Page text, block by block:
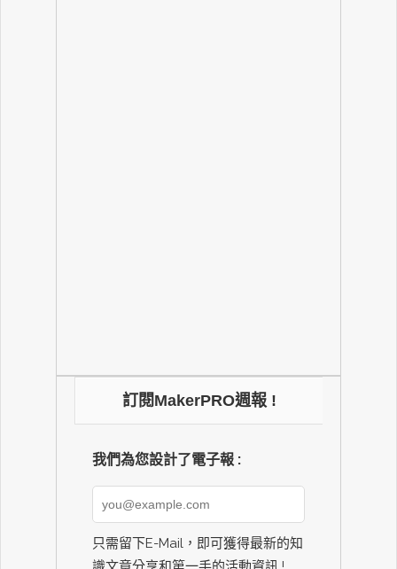
訂閱MakerPRO週報 !
我們為您設計了電子報 :
只需留下E-Mail，即可獲得最新的知